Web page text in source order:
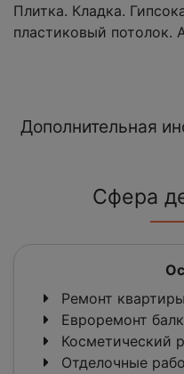
Плитка. Кладка.
пластиковый потолок.
Дополнительная
Сфера
Ремонт
Евроремонт
Косметический
Отделочные